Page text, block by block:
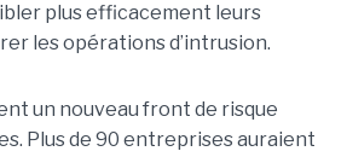
plus efficacement leurs
les opérations d’intrusion.
un nouveau front de risque
Plus de 90 entreprises auraient